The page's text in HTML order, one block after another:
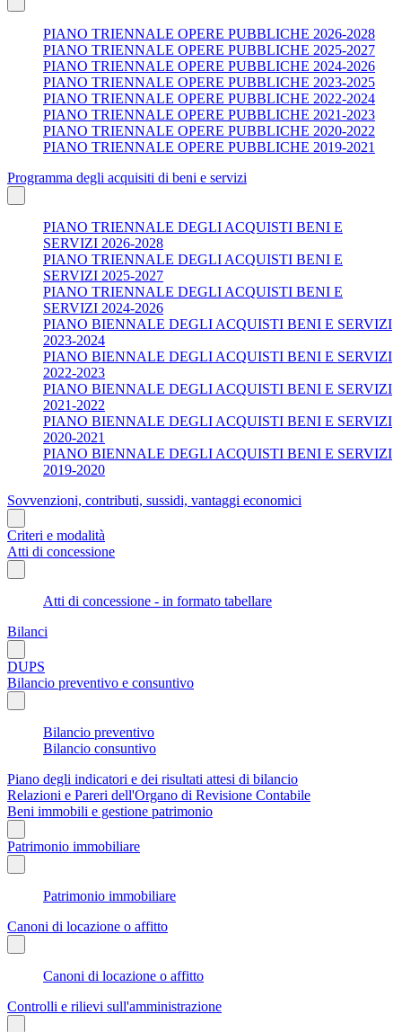
PIANO TRIENNALE OPERE PUBBLICHE 2026-2028
PIANO TRIENNALE OPERE PUBBLICHE 2025-2027
PIANO TRIENNALE OPERE PUBBLICHE 2024-2026
PIANO TRIENNALE OPERE PUBBLICHE 2023-2025
PIANO TRIENNALE OPERE PUBBLICHE 2022-2024
PIANO TRIENNALE OPERE PUBBLICHE 2021-2023
PIANO TRIENNALE OPERE PUBBLICHE 2020-2022
PIANO TRIENNALE OPERE PUBBLICHE 2019-2021
Programma degli acquisiti di beni e servizi
PIANO TRIENNALE DEGLI ACQUISTI BENI E
SERVIZI 2026-2028
PIANO TRIENNALE DEGLI ACQUISTI BENI E
SERVIZI 2025-2027
PIANO TRIENNALE DEGLI ACQUISTI BENI E
SERVIZI 2024-2026
PIANO BIENNALE DEGLI ACQUISTI BENI E SERVIZI
2023-2024
PIANO BIENNALE DEGLI ACQUISTI BENI E SERVIZI
2022-2023
PIANO BIENNALE DEGLI ACQUISTI BENI E SERVIZI
2021-2022
PIANO BIENNALE DEGLI ACQUISTI BENI E SERVIZI
2020-2021
PIANO BIENNALE DEGLI ACQUISTI BENI E SERVIZI
2019-2020
Sovvenzioni, contributi, sussidi, vantaggi economici
Criteri e modalità
Atti di concessione
Atti di concessione - in formato tabellare
Bilanci
DUPS
Bilancio preventivo e consuntivo
Bilancio preventivo
Bilancio consuntivo
Piano degli indicatori e dei risultati attesi di bilancio
Relazioni e Pareri dell'Organo di Revisione Contabile
Beni immobili e gestione patrimonio
Patrimonio immobiliare
Patrimonio immobiliare
Canoni di locazione o affitto
Canoni di locazione o affitto
Controlli e rilievi sull'amministrazione